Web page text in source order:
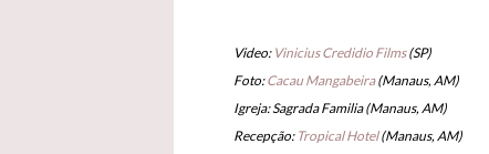
Video: Vinicius Credidio Films(SP)
Foto:Cacau Mangabeira(Manaus, AM)
Igreja: Sagrada Familia (Manaus, AM)
Recepção: Tropical Hotel(Manaus, AM)